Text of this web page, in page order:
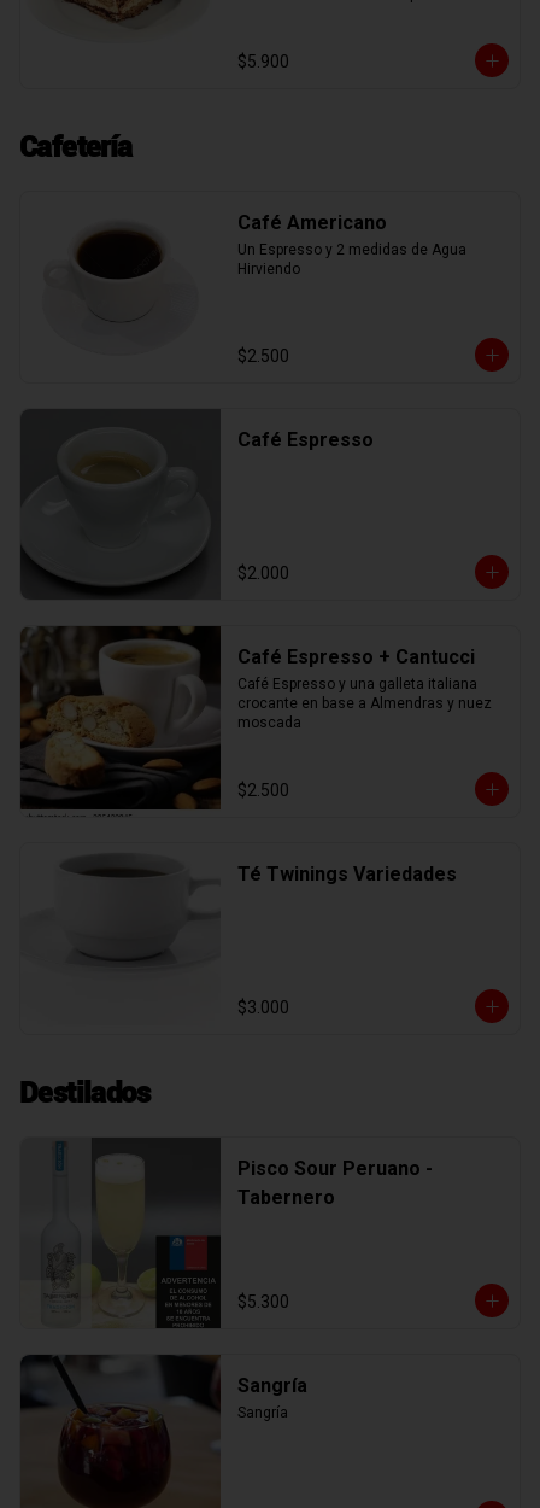
$5.900
Cafetería
Café Americano
Un Espresso y 2 medidas de Agua
Hirviendo
$2.500
Café Espresso
$2.000
Café Espresso + Cantucci
Café Espresso y una galleta italiana
crocante en base a Almendras y nuez
moscada
$2.500
Té Twinings Variedades
$3.000
Destilados
Pisco Sour Peruano -
Tabernero
$5.300
Sangría
Sangría